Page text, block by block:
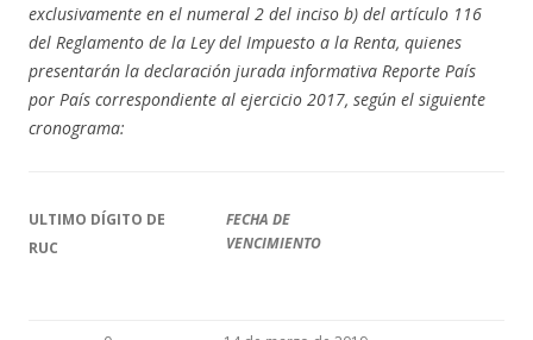
exclusivamente en el numeral 2 del inciso b) del artículo 116
del Reglamento de la Ley del Impuesto a la Renta, quienes
presentarán la declaración jurada informativa Reporte País
por País correspondiente al ejercicio 2017, según el siguiente
cronograma:
ULTIMO DÍGITO DE
RUC
FECHA DE
VENCIMIENTO